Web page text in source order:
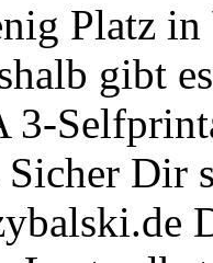
Platz in
gibt
3-
Sicher Dir